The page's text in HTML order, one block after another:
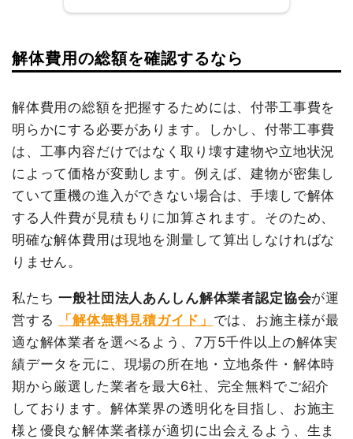
建物の種類/構造 鉄骨造住宅1階建て
建物解体費用 111万3,000円
総額 165万円
品名 数量 単価
金額
円
円
プレハブ事務所3坪1階建
円
養生費 140m² 650円
91,000円
ブロック塀撤去
8kg
15,000
120,000円
植木・植栽撤去 1台
65,000
円
65,000円
諸経費
85,000円
建物の種類/構造 内装解体店舗1階建て
建物解体費用 274万円
総額 358万円
品名 数量 単価
金額
内装解体店舗85坪1階建
て
85坪
32,235
2,740,000
工
円
養生費 0
0円
植木・植栽撤去
1式
80,000円
諸経費
80,000円
値引き
6,000円
小計
3,254,000
解体費用の総額を確認するなら
解体費用の総額を把握するためには、付帯工事費を
明らかにする必要があります。しかし、付帯工事費
は、工事内容だけではなく取り壊す建物や立地状況
によって価格が変動します。例えば、建物が密集し
ていて重機の進入ができない場合は、手壊しで解体
する人件費が見積もりに加算されます。そのため、
明確な解体費用は現地を測量して算出しなければな
りません。
私たち一般社団法人あんしん解体業者認定協会が運
営する
「解体無料見積ガイド」 では、お施主様が最
適な解体業者を選べるよう、7万5千件以上の解体実
績データを元に、現場の所在地・立地条件・解体時
期から厳選した業者を最大6社、完全無料でご紹介
しております。解体業界の透明化を目指し、お施主
様と優良な解体業者様が適切に出会えるよう、生ま